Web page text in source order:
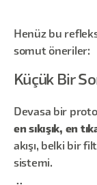
Henüz bu
somut öneriler:
Küçük Bir
Devasa bir
en sıkışık, en
akışı, belki bir
sistemi.